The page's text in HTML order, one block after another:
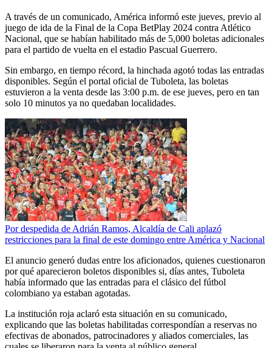
A través de un comunicado, América informó este jueves, previo al
juego de ida de la Final de la Copa BetPlay 2024 contra Atlético
Nacional, que se habían habilitado más de 5,000 boletas adicionales
para el partido de vuelta en el estadio Pascual Guerrero.
Sin embargo, en tiempo récord, la hinchada agotó todas las entradas
disponibles. Según el portal oficial de Tuboleta, las boletas
estuvieron a la venta desde las 3:00 p.m. de ese jueves, pero en tan
solo 10 minutos ya no quedaban localidades.
Por despedida de Adrián Ramos, Alcaldía de Cali aplazó
restricciones para la final de este domingo entre América y Nacional
El anuncio generó dudas entre los aficionados, quienes cuestionaron
por qué aparecieron boletos disponibles si, días antes, Tuboleta
había informado que las entradas para el clásico del fútbol
colombiano ya estaban agotadas.
La institución roja aclaró esta situación en su comunicado,
explicando que las boletas habilitadas correspondían a reservas no
efectivas de abonados, patrocinadores y aliados comerciales, las